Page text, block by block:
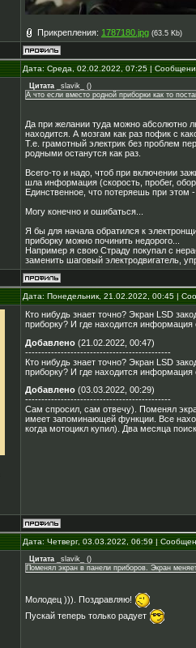
Прикрепления: 1787180.jpg (63.5 Kb)
Дата: Среда, 02.02.2022, 07:25 |
Цитата _slavik_ ()
А что если вместо родной приборки как то
Да при желании туда можно абсолютно
находится. А мозгам как раз пофик с
Т.е. грамотный электрик без проблем
родными останутся как раз.
Всего-то и надо, чтоб при включении
шла информация (скорость, пробег,
Единственное, что потеряешь при этом
Могу конечно и ошибаться...
Я бы для начала обратился к
приборку можно починить недорого...
Например я свою Страду покупал с
заменить шаговый электродвигатель,
Дата: Понедельник, 21.02.2022, 00:45 |
Кто нибудь знает точно? Экран LSD
приборку? И где находится информация
Добавлено (21.02.2022, 00:47)
---------------------------------------------
Кто нибудь знает точно? Экран LSD
приборку? И где находится информация
Добавлено (03.03.2022, 00:29)
---------------------------------------------
Сам спросил, сам отвечу). Поменял
имеет запоминающей функции. Все
когда мотоцикл купил). Два месяца
Дата: Четверг, 03.03.2022, 06:59 |
Цитата _slavik_ ()
Поменял экран в панели приборов. Экран
Молодец ))). Поздравляю!
Пускай теперь только радует